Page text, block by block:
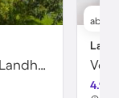
Familienorientiertes charmantes Landhaus mit Grill | Flussblick | Haustiere erlaubt
ab
4.9